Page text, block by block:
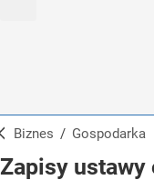
Biznes / Gospodarka
Zapisy ustawy